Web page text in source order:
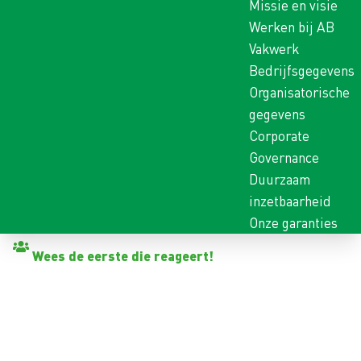
Missie en visie
Werken bij AB
Vakwerk
Bedrijfsgegevens
Organisatorische
gegevens
Corporate
Governance
Duurzaam
inzetbaarheid
Onze garanties
Wees de eerste die reageert!